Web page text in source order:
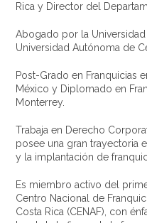
Rica y Director del
Abogado por la
Universidad Autónoma de
Post-Grado en Franquicias
México y Diplomado en
Monterrey.
Trabaja en Derecho
posee una gran trayectoria
y la implantación de
Es miembro activo del
Centro Nacional de
Costa Rica (CENAF), con